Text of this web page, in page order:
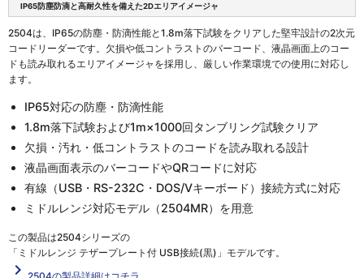
IP65防塵防滴と高耐久性を備えた2Dエリアイメージャ
2504は、IP65の防塵・防滴性能と1.8m落下試験をクリアした堅牢設計の2次元
コードリーダーです。欠損や低コントラストのバーコード、液晶画面上のコー
ドも読み取れるエリアイメージャを採用し、厳しい作業環境での使用に対応し
ます。
IP65対応の防塵・防滴性能
1.8m落下試験および1m×1000回タンブリング試験クリア
欠損・汚れ・低コントラストのコードを読み取れる設計
液晶画面表示のバーコードやQRコードに対応
有線（USB・RS-232C・DOS/Vキーボード）接続方式に対応
ミドルレンジ対応モデル（2504MR）を用意
この製品は2504シリーズの
「ミドルレンジ テザープレート付 USB接続(黒)」 モデルです。
navigate_next